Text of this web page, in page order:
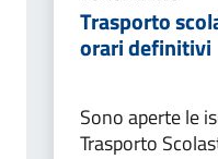
Trasporto
orari definitivi
Sono aperte le
Trasporto